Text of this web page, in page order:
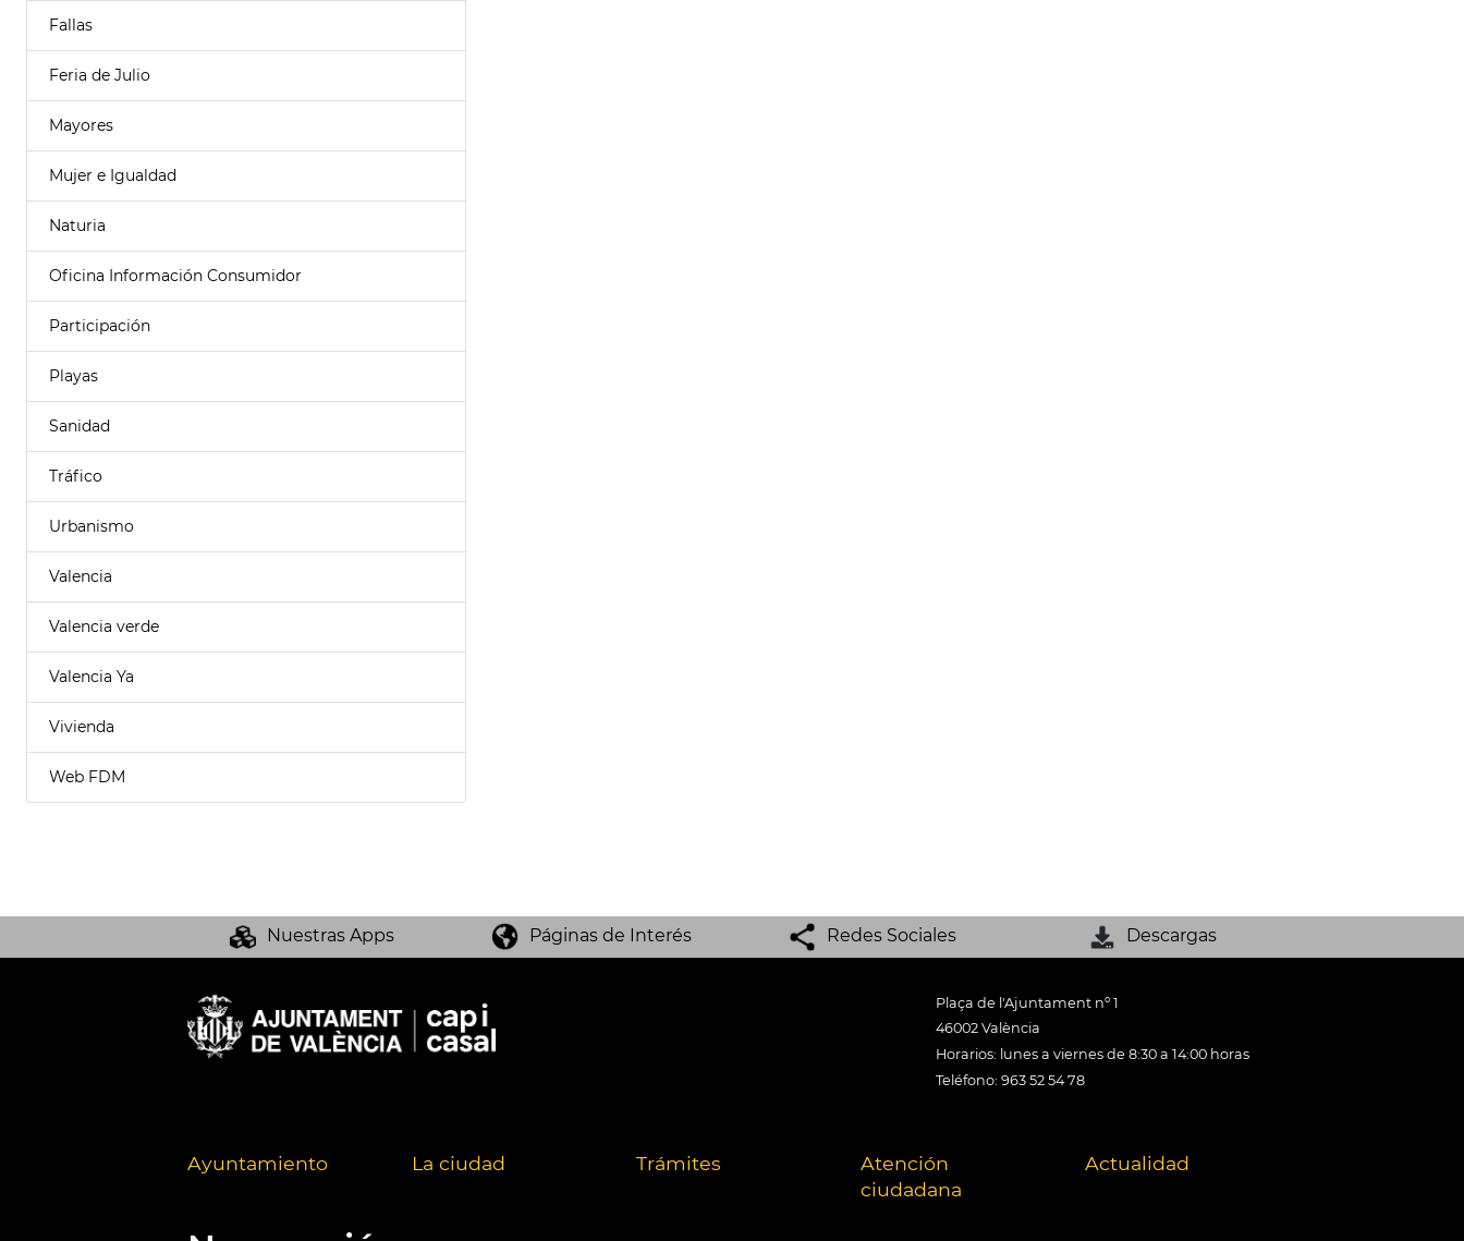
Fallas
Feria de Julio
Mayores
Mujer e Igualdad
Naturia
Oficina Información Consumidor
Participación
Playas
Sanidad
Tráfico
Urbanismo
Valencia
Valencia verde
Valencia Ya
Vivienda
Web FDM
Nuestras Apps Páginas de Interés Redes Sociales Descargas
Plaça de l'Ajuntament nº 1
46002 València
Horarios: lunes a viernes de 8:30 a 14:00 horas
Teléfono: 963 52 54 78
Ayuntamiento La ciudad Trámites
Atención
ciudadana
Actualidad